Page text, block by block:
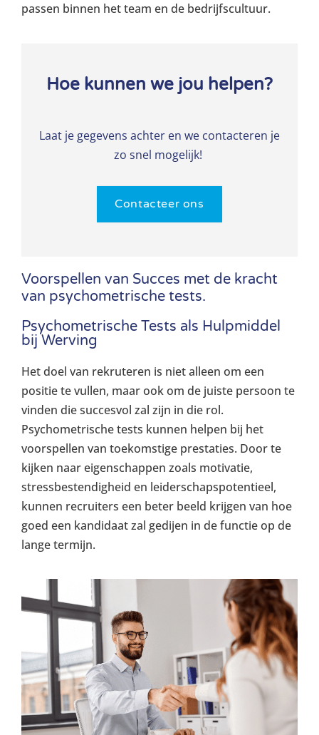
passen binnen het team en de bedrijfscultuur.
Hoe kunnen we jou helpen?
Laat je gegevens achter en we contacteren je
zo snel mogelijk!
Contacteer ons
Voorspellen van Succes met de kracht
van psychometrische tests.
Psychometrische Tests als Hulpmiddel
bij Werving
Het doel van rekruteren is niet alleen om een
positie te vullen, maar ook om de juiste persoon te
vinden die succesvol zal zijn in die rol.
Psychometrische tests kunnen helpen bij het
voorspellen van toekomstige prestaties. Door te
kijken naar eigenschappen zoals motivatie,
stressbestendigheid en leiderschapspotentieel,
kunnen recruiters een beter beeld krijgen van hoe
goed een kandidaat zal gedijen in de functie op de
lange termijn.